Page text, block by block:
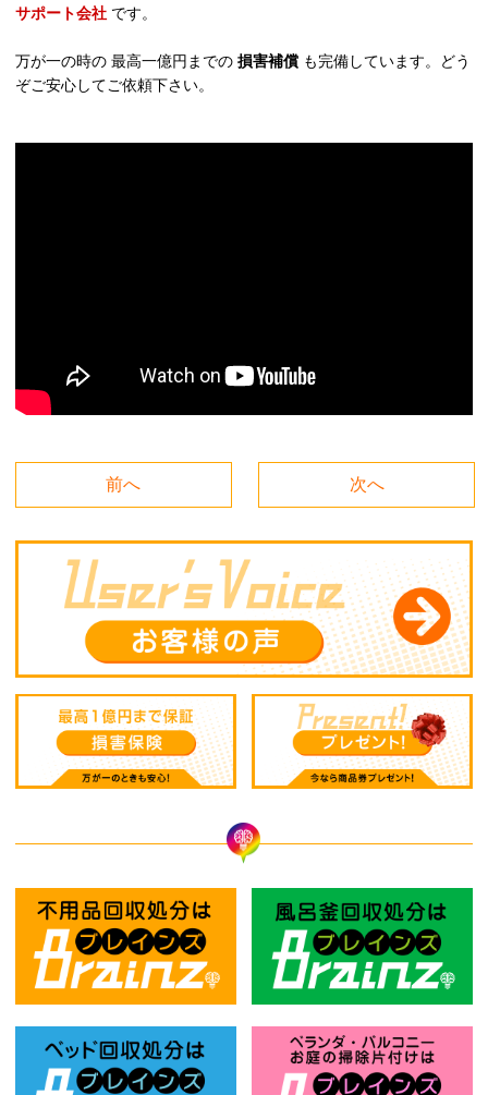
サポート会社 です。
万が一の時の 最高一億円までの 損害補償 も完備しています。どう
ぞご安心してご依頼下さい。
前へ 次へ